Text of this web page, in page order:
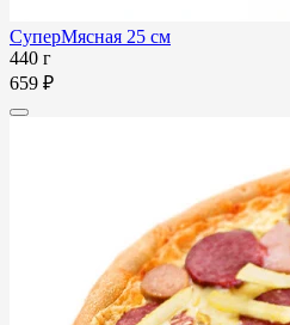
СуперМясная 25 см
440 г
659 ₽